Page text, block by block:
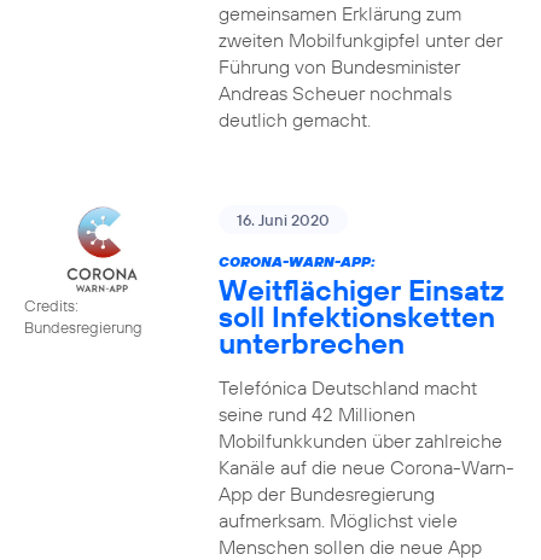
gemeinsamen Erklärung zum
zweiten Mobilfunkgipfel unter der
Führung von Bundesminister
Andreas Scheuer nochmals
deutlich gemacht.
Credits:
Bundesregierung
16. Juni 2020
CORONA-WARN-APP:
Weitflächiger Einsatz
soll Infektionsketten
unterbrechen
Telefónica Deutschland macht
seine rund 42 Millionen
Mobilfunkkunden über zahlreiche
Kanäle auf die neue Corona-Warn-
App der Bundesregierung
aufmerksam. Möglichst viele
Menschen sollen die neue App